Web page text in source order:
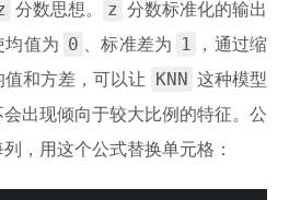
分数思想。 z
分数标准化的输出
均值为
0 、标准差为 1
，通过缩
和方差，可以让
KNN 这种模型
出现倾向于较大比例的特征。公
，用这个公式替换单元格：